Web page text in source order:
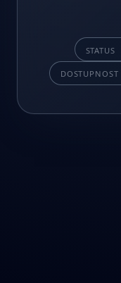
STATUS
DOSTUPNOST